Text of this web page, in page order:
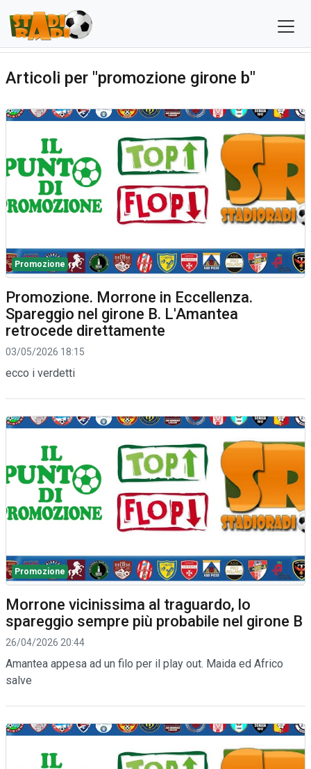
Articoli per "promozione girone b"
Promozione
Promozione. Morrone in Eccellenza.
Spareggio nel girone B. L'Amantea
retrocede direttamente
03/05/2026 18:15
ecco i verdetti
Promozione
Morrone vicinissima al traguardo, lo
spareggio sempre più probabile nel girone B
26/04/2026 20:44
Amantea appesa ad un filo per il play out. Maida ed Africo
salve